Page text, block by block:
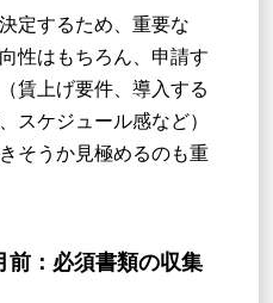
定するため、重要な
性はもちろん、申請す
賃上げ要件、導入する
スケジュール感など）
そうか見極めるのも重
：必須書類の収集